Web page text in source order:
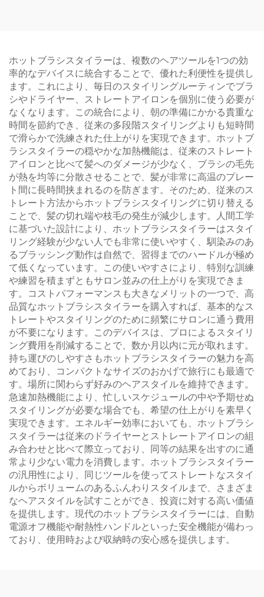
ホットブラシスタイラーは、複数のヘアツールを1つの効
率的なデバイスに統合することで、優れた利便性を提供し
ます。これにより、毎日のスタイリングルーティンでブラ
シやドライヤー、ストレートアイロンを個別に使う必要が
なくなります。この統合により、朝の準備にかかる貴重な
時間を節約でき、従来の多段階スタイリングよりも短時間
で滑らかで洗練された仕上がりを実現できます。ホットブ
ラシスタイラーの穏やかな加熱機能は、従来のストレート
アイロンと比べて髪へのダメージが少なく、ブラシの毛先
が熱を均等に分散させることで、髪が非常に高温のプレー
ト間に長時間挟まれるのを防ぎます。そのため、従来のス
トレート方法からホットブラシスタイリングに切り替える
ことで、髪の切れ端や枝毛の発生が減少します。人間工学
に基づいた設計により、ホットブラシスタイラーはスタイ
リング経験が少ない人でも非常に使いやすく、馴染みのあ
るブラッシング動作は自然で、習得までのハードルが極め
て低くなっています。この使いやすさにより、特別な訓練
や練習を積まずともサロン並みの仕上がりを実現できま
す。コストパフォーマンスも大きなメリットの一つで、高
品質なホットブラシスタイラーを購入すれば、基本的なス
トレートやスタイリングのために頻繁にサロンに通う費用
が不要になります。このデバイスは、プロによるスタイリ
ング費用を削減することで、数か月以内に元が取れます。
持ち運びのしやすさもホットブラシスタイラーの魅力を高
めており、コンパクトなサイズのおかげで旅行にも最適で
す。場所に関わらず好みのヘアスタイルを維持できます。
急速加熱機能により、忙しいスケジュールの中や予期せぬ
スタイリングが必要な場合でも、希望の仕上がりを素早く
実現できます。エネルギー効率においても、ホットブラシ
スタイラーは従来のドライヤーとストレートアイロンの組
み合わせと比べて際立っており、同等の結果を出すのに通
常より少ない電力を消費します。ホットブラシスタイラー
の汎用性により、同じツールを使ってストレートなスタイ
ルからボリュームのあるふんわりスタイルまで、さまざま
なヘアスタイルを試すことができ、投資に対する高い価値
を提供します。現代のホットブラシスタイラーには、自動
電源オフ機能や耐熱性ハンドルといった安全機能が備わっ
ており、使用時および収納時の安心感を提供します。